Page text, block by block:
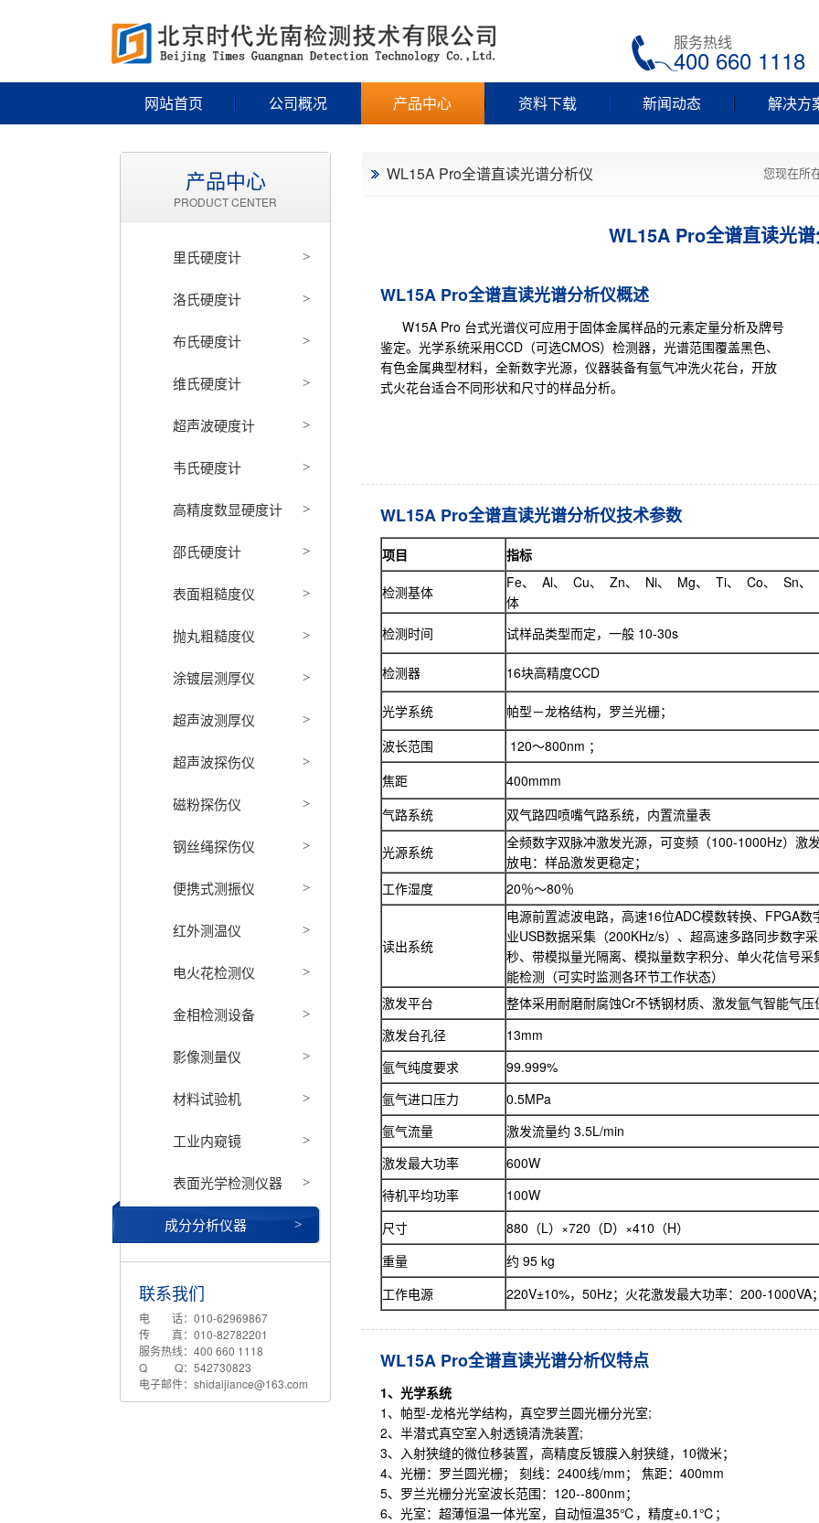
服务热线
400 660 1118
网站首页 公司概况 产品中心 资料下载 新闻动态 解决方
WL15A Pro全谱直读光谱分析仪 您现在所
WL15A Pro全谱直读光
WL15A Pro全谱直读光谱分析仪概述
W15A Pro 台式光谱仪可应用于固体金属样品的元素定量分析及牌号
鉴定。光学系统采用CCD（可选CMOS）检测器，光谱范围覆盖黑色、
有色金属典型材料，全新数字光源，仪器装备有氩气冲洗火花台，开放
式火花台适合不同形状和尺寸的样品分析。
WL15A Pro全谱直读光谱分析仪技术参数
项目 指标
检测基体
Fe、 Al、 Cu、 Zn、 Ni、 Mg、 Ti、 Co、 Sn、
体
检测时间
试样品类型而定，一般 10-30s
检测器 16块高精度CCD
光学系统
帕型－龙格结构，罗兰光栅；
波长范围
120～800nm ；
焦距
400mmm
气路系统
双气路四喷嘴气路系统，内置流量表
光源系统
全频数字双脉冲激发光源，可变频（100-1000Hz）激
放电：样品激发更稳定；
工作湿度
20％～80％
读出系统
电源前置滤波电路，高速16位ADC模数转换、FPGA数
业USB数据采集（200KHz/s）、超高速多路同步数字
秒、带模拟量光隔离、模拟量数字积分、单火花信号采
能检测（可实时监测各环节工作状态）
激发平台
整体采用耐磨耐腐蚀Cr不锈钢材质、激发氩气智能气压
激发台孔径
13mm
氩气纯度要求
99.999%
氩气进口压力
0.5MPa
氩气流量
激发流量约 3.5L/min
激发最大功率
600W
待机平均功率
100W
尺寸
880（L）×720（D）×410（H）
重量
约 95 kg
工作电源
220V±10%，50Hz；火花激发最大功率：200-1000VA
WL15A Pro全谱直读光谱分析仪特点
1、光学系统
1、帕型-龙格光学结构，真空罗兰圆光栅分光室;
2、半潜式真空室入射透镜清洗装置;
3、入射狭缝的微位移装置，高精度反镀膜入射狭缝，10微米；
4、光栅：罗兰圆光栅； 刻线：2400线/mm； 焦距：400mm
5、罗兰光栅分光室波长范围：120--800nm；
6、光室：超薄恒温一体光室，自动恒温35℃，精度±0.1℃；
产品中心
PRODUCT CENTER
里氏硬度计 >
洛氏硬度计 >
布氏硬度计 >
维氏硬度计 >
超声波硬度计 >
韦氏硬度计 >
高精度数显硬度计 >
邵氏硬度计 >
表面粗糙度仪 >
抛丸粗糙度仪 >
涂镀层测厚仪 >
超声波测厚仪 >
超声波探伤仪 >
磁粉探伤仪 >
钢丝绳探伤仪 >
便携式测振仪 >
红外测温仪 >
电火花检测仪 >
金相检测设备 >
影像测量仪 >
材料试验机 >
工业内窥镜 >
表面光学检测仪器 >
成分分析仪器 >
联系我们
电 话：010-62969867
传 真：010-82782201
服务热线：400 660 1118
Q Q：542730823
电子邮件：shidaijiance@163.com